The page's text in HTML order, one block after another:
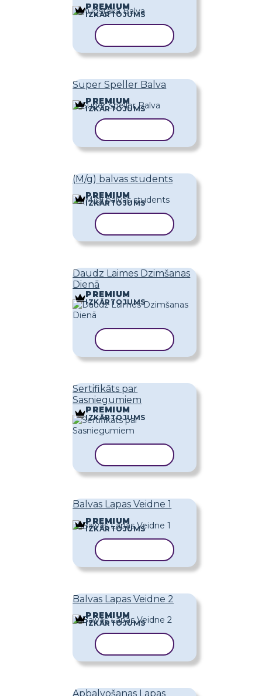
PREMIUM
IZKĀRTOJUMS
Super Speller Balva
PREMIUM
IZKĀRTOJUMS
(M/g) balvas students
PREMIUM
IZKĀRTOJUMS
Daudz Laimes Dzimšanas
Dienā
PREMIUM
IZKĀRTOJUMS
Sertifikāts par
Sasniegumiem
PREMIUM
IZKĀRTOJUMS
Balvas Lapas Veidne 1
PREMIUM
IZKĀRTOJUMS
Balvas Lapas Veidne 2
PREMIUM
IZKĀRTOJUMS
Apbalvošanas Lapas